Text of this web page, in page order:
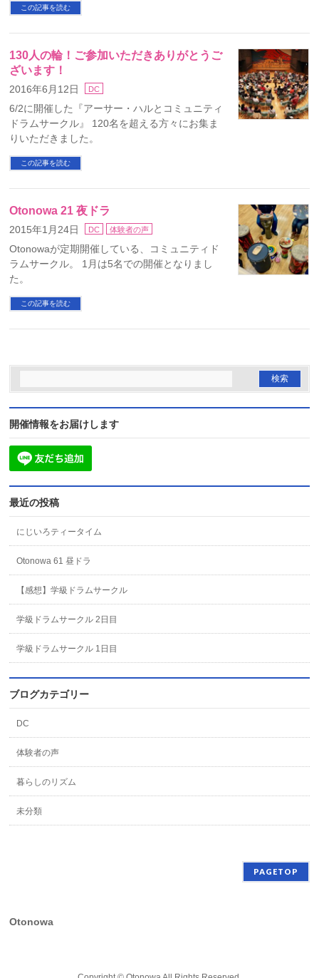
この記事を読む
130人の輪！ご参加いただきありがとうご
ざいます！
2016年6月12日 DC
6/2に開催した『アーサー・ハルとコミュニティ
ドラムサークル』 120名を超える方々にお集ま
りいただきました。
この記事を読む
Otonowa 21 夜ドラ
2015年1月24日 DC 体験者の声
Otonowaが定期開催している、コミュニティド
ラムサークル。 1月は5名での開催となりまし
た。
この記事を読む
開催情報をお届けします
最近の投稿
にじいろティータイム
Otonowa 61 昼ドラ
【感想】学級ドラムサークル
学級ドラムサークル 2日目
学級ドラムサークル 1日目
ブログカテゴリー
DC
体験者の声
暮らしのリズム
未分類
PAGETOP
Otonowa